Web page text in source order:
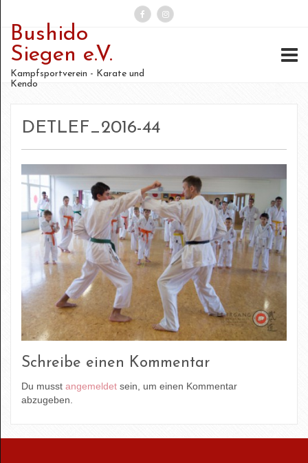
Suchen
nach:
Bushido
Siegen e.V.
Kampfsportverein - Karate und
Kendo
DETLEF_2016-44
Schreibe einen Kommentar
Du musst angemeldet sein, um einen Kommentar
abzugeben.